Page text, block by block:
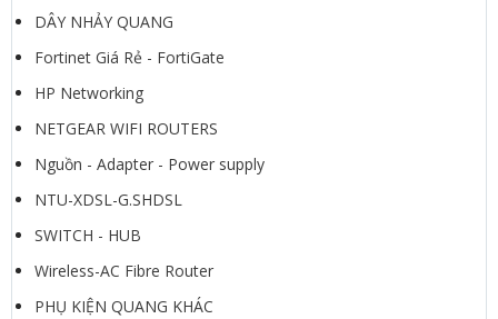
DÂY NHẢY QUANG
Fortinet Giá Rẻ - FortiGate
HP Networking
NETGEAR WIFI ROUTERS
Nguồn - Adapter - Power supply
NTU-XDSL-G.SHDSL
SWITCH - HUB
Wireless-AC Fibre Router
PHỤ KIỆN QUANG KHÁC